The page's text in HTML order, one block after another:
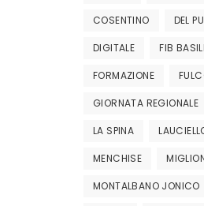
COSENTINO DEL
DIGITALE FIB
FORMAZIONE
GIORNATA REGIONALE
LA SPINA
MENCHISE
MONTALBANO JONICO